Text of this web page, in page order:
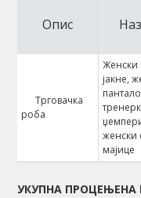
Опис
Трговачка
роба
Женски
јакне,
женски
мајице
УКУПНА ПРОЦЕЊЕНА